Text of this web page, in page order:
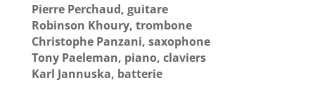
Pierre Perchaud, guitare
Robinson Khoury, trombone
Christophe Panzani, saxophone
Tony Paeleman, piano, claviers
Karl Jannuska, batterie